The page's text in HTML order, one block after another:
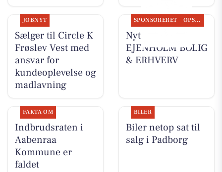
JOBNYT
Sælger til Circle K
Frøslev Vest med
ansvar for
kundeoplevelse og
madlavning
SPONSORERET OPSLAGSTAVLEN
Nyt fra
EJENHOLM BOLIG
& ERHVERV
FAKTA OM
Indbrudsraten i
Aabenraa
Kommune er
faldet
BILER
Biler netop sat til
salg i Padborg